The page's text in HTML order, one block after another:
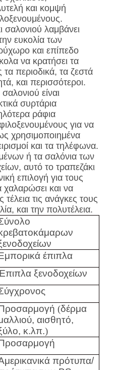
και κομψή
σαλονιού λαμβάνει
ευκολία των
και επίπεδο
να κρατήσει τα
περιοδικά, τα ζεστά
και περισσότεροι.
είναι
συρτάρια
ράφια
για να
χρησιμοποιημένα
και τα τηλέφωνα.
ή τα σαλόνια των
αυτό το τραπεζάκι
επιλογή για τους
χαλαρώσει και να
τέλεια τις ανάγκες τους
και την πολυτέλεια.
έπιπλα
ξενοδοχείων
(δέρμα
αισθητό,
κ.λπ.)
πρότυπα/